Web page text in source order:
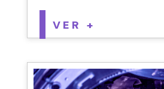
VER +